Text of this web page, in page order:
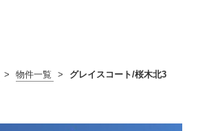
> 物件一覧 > グレイスコート/桜木北3